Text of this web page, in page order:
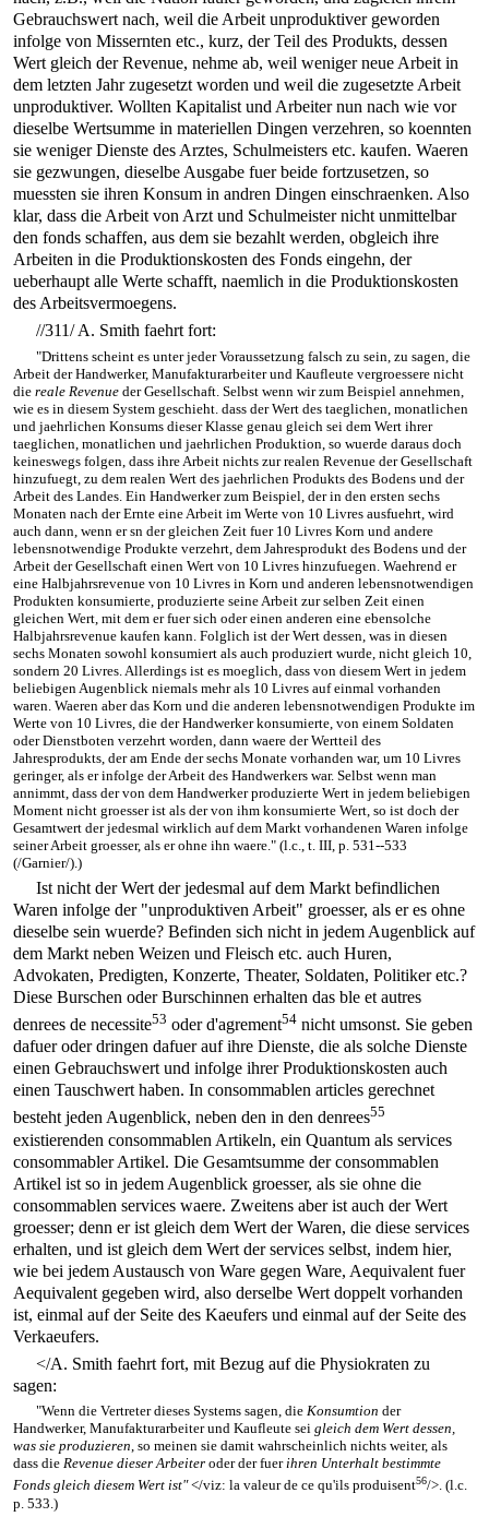
Gebrauchswert nach, weil die Arbeit unproduktiver geworden
infolge von Missernten etc., kurz, der Teil des Produkts, dessen
Wert gleich der Revenue, nehme ab, weil weniger neue Arbeit in
dem letzten Jahr zugesetzt worden und weil die zugesetzte Arbeit
unproduktiver. Wollten Kapitalist und Arbeiter nun nach wie vor
dieselbe Wertsumme in materiellen Dingen verzehren, so koennten
sie weniger Dienste des Arztes, Schulmeisters etc. kaufen. Waeren
sie gezwungen, dieselbe Ausgabe fuer beide fortzusetzen, so
muessten sie ihren Konsum in andren Dingen einschraenken. Also
klar, dass die Arbeit von Arzt und Schulmeister nicht unmittelbar
den fonds schaffen, aus dem sie bezahlt werden, obgleich ihre
Arbeiten in die Produktionskosten des Fonds eingehn, der
ueberhaupt alle Werte schafft, naemlich in die Produktionskosten
des Arbeitsvermoegens.
//311/A. Smith faehrt fort:
"Drittens scheint es unter jeder Voraussetzung falsch zu sein, zu sagen, die
Arbeit der Handwerker, Manufakturarbeiter und Kaufleute vergroessere nicht
diereale Revenue der Gesellschaft. Selbst wenn wir zum Beispiel annehmen,
wie es in diesem System geschieht. dass der Wert des taeglichen, monatlichen
und jaehrlichen Konsums dieser Klasse genau gleich sei dem Wert ihrer
taeglichen, monatlichen und jaehrlichen Produktion, so wuerde daraus doch
keineswegs folgen, dass ihre Arbeit nichts zur realen Revenue der Gesellschaft
hinzufuegt, zu dem realen Wert des jaehrlichen Produkts des Bodens und der
Arbeit des Landes. Ein Handwerker zum Beispiel, der in den ersten sechs
Monaten nach der Ernte eine Arbeit im Werte von 10 Livres ausfuehrt, wird
auch dann, wenn er sn der gleichen Zeit fuer 10 Livres Korn und andere
lebensnotwendige Produkte verzehrt, dem Jahresprodukt des Bodens und der
Arbeit der Gesellschaft einen Wert von 10 Livres hinzufuegen. Waehrend er
eine Halbjahrsrevenue von 10 Livres in Korn und anderen lebensnotwendigen
Produkten konsumierte, produzierte seine Arbeit zur selben Zeit einen
gleichen Wert, mit dem er fuer sich oder einen anderen eine ebensolche
Halbjahrsrevenue kaufen kann. Folglich ist der Wert dessen, was in diesen
sechs Monaten sowohl konsumiert als auch produziert wurde, nicht gleich 10,
sondern 20 Livres. Allerdings ist es moeglich, dass von diesem Wert in jedem
beliebigen Augenblick niemals mehr als 10 Livres auf einmal vorhanden
waren. Waeren aber das Korn und die anderen lebensnotwendigen Produkte im
Werte von 10 Livres, die der Handwerker konsumierte, von einem Soldaten
oder Dienstboten verzehrt worden, dann waere der Wertteil des
Jahresprodukts, der am Ende der sechs Monate vorhanden war, um 10 Livres
geringer, als er infolge der Arbeit des Handwerkers war. Selbst wenn man
annimmt, dass der von dem Handwerker produzierte Wert in jedem beliebigen
Moment nicht groesser ist als der von ihm konsumierte Wert, so ist doch der
Gesamtwert der jedesmal wirklich auf dem Markt vorhandenen Waren infolge
seiner Arbeit groesser, als er ohne ihn waere." (l.c., t. III, p. 531--533
(/Garnier/).)
Ist nicht der Wert der jedesmal auf dem Markt befindlichen
Waren infolge der "unproduktiven Arbeit" groesser, als er es ohne
dieselbe sein wuerde? Befinden sich nicht in jedem Augenblick auf
dem Markt neben Weizen und Fleisch etc. auch Huren,
Advokaten, Predigten, Konzerte, Theater, Soldaten, Politiker etc.?
Diese Burschen oder Burschinnen erhalten das ble et autres
denrees de necessite53 oder d'agrement54 nicht umsonst. Sie geben
dafuer oder dringen dafuer auf ihre Dienste, die als solche Dienste
einen Gebrauchswert und infolge ihrer Produktionskosten auch
einen Tauschwert haben. In consommablen articles gerechnet
besteht jeden Augenblick, neben den in den denrees55
existierenden consommablen Artikeln, ein Quantum als services
consommabler Artikel. Die Gesamtsumme der consommablen
Artikel ist so in jedem Augenblick groesser, als sie ohne die
consommablen services waere. Zweitens aber ist auch der Wert
groesser; denn er ist gleich dem Wert der Waren, die diese services
erhalten, und ist gleich dem Wert der services selbst, indem hier,
wie bei jedem Austausch von Ware gegen Ware, Aequivalent fuer
Aequivalent gegeben wird, also derselbe Wert doppelt vorhanden
ist, einmal auf der Seite des Kaeufers und einmal auf der Seite des
Verkaeufers.
</A. Smith faehrt fort, mit Bezug auf die Physiokraten zu
sagen:
"Wenn die Vertreter dieses Systems sagen, dieKonsumtion der
Handwerker, Manufakturarbeiter und Kaufleute seigleich dem Wert dessen,
was sie produzieren, so meinen sie damit wahrscheinlich nichts weiter, als
dass dieRevenue dieser Arbeiter oder der fuerihren Unterhalt bestimmte
Fonds gleich diesem Wert ist"</viz: la valeur de ce qu'ils produisent56/>. (l.c.
p. 533.)